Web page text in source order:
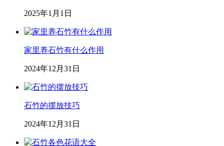
2025年1月1日
家里养石竹有什么作用
2024年12月31日
石竹的摆放技巧
2024年12月31日